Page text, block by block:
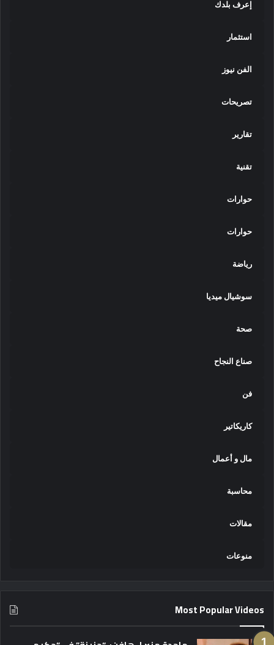
إعرف بلدك
استثمار
الفن نيوز
تصريحات
تقارير
تقنية
حوارات
حوارات
رياضة
سوشيال ميديا
صحة
صناع النجاح
فن
كاريكاتير
مال و أعمال
محاسبة
مقالات
منوعات
Most Popular Videos